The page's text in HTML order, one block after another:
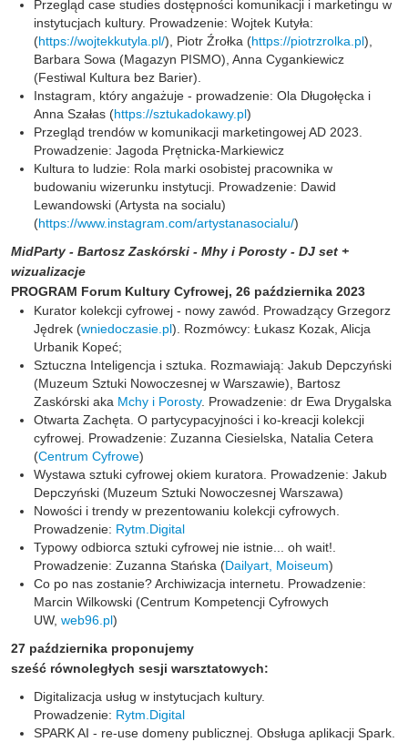
Przegląd case studies dostępności komunikacji i marketingu w
instytucjach kultury. Prowadzenie: Wojtek Kutyła:
(https://wojtekkutyla.pl/), Piotr Źrołka (https://piotrzrolka.pl),
Barbara Sowa (Magazyn PISMO), Anna Cygankiewicz
(Festiwal Kultura bez Barier).
Instagram, który angażuje - prowadzenie: Ola Długołęcka i
Anna Szałas (https://sztukadokawy.pl)
Przegląd trendów w komunikacji marketingowej AD 2023.
Prowadzenie: Jagoda Prętnicka-Markiewicz
Kultura to ludzie: Rola marki osobistej pracownika w
budowaniu wizerunku instytucji. Prowadzenie: Dawid
Lewandowski (Artysta na socialu)
(https://www.instagram.com/artystanasocialu/)
MidParty - Bartosz Zaskórski - Mhy i Porosty - DJ set +
wizualizacje
PROGRAM Forum Kultury Cyfrowej, 26 października 2023
Kurator kolekcji cyfrowej - nowy zawód. Prowadzący Grzegorz
Jędrek (wniedoczasie.pl). Rozmówcy: Łukasz Kozak, Alicja
Urbanik Kopeć;
Sztuczna Inteligencja i sztuka. Rozmawiają: Jakub Depczyński
(Muzeum Sztuki Nowoczesnej w Warszawie), Bartosz
Zaskórski aka Mchy i Porosty. Prowadzenie: dr Ewa Drygalska
Otwarta Zachęta. O partycypacyjności i ko-kreacji kolekcji
cyfrowej. Prowadzenie: Zuzanna Ciesielska, Natalia Cetera
(Centrum Cyfrowe)
Wystawa sztuki cyfrowej okiem kuratora. Prowadzenie: Jakub
Depczyński (Muzeum Sztuki Nowoczesnej Warszawa)
Nowości i trendy w prezentowaniu kolekcji cyfrowych.
Prowadzenie: Rytm.Digital
Typowy odbiorca sztuki cyfrowej nie istnie... oh wait!.
Prowadzenie: Zuzanna Stańska (Dailyart, Moiseum)
Co po nas zostanie? Archiwizacja internetu. Prowadzenie:
Marcin Wilkowski (Centrum Kompetencji Cyfrowych
UW, web96.pl)
27 października proponujemy
sześć równoległych sesji warsztatowych:
Digitalizacja usług w instytucjach kultury.
Prowadzenie: Rytm.Digital
SPARK AI - re-use domeny publicznej. Obsługa aplikacji Spark.